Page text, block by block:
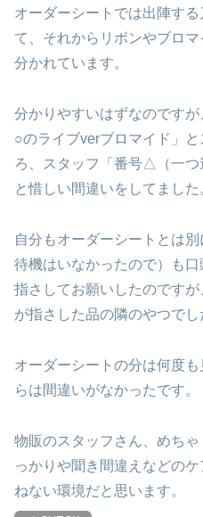
オーダーシートでは出陣す
て、それからリボンやブロ
分かれています。
分かりやすいはずなのです
○のライブverブロマイド」
ろ、スタッフ「番号△（一つ
と惜しい間違いをしてました
自分もオーダーシートとは
待機はいなかったので）も
指さしてお願いしたのです
が指さした品の隣のやつでし
オーダーシートの分は何度
らは間違いがなかったです。
物販のスタッフさん、めち
っかりや聞き間違えなどの
ねない環境だと思います。